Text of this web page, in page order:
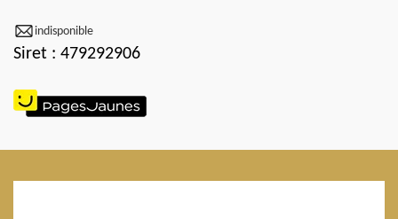
indisponible
Siret : 479292906